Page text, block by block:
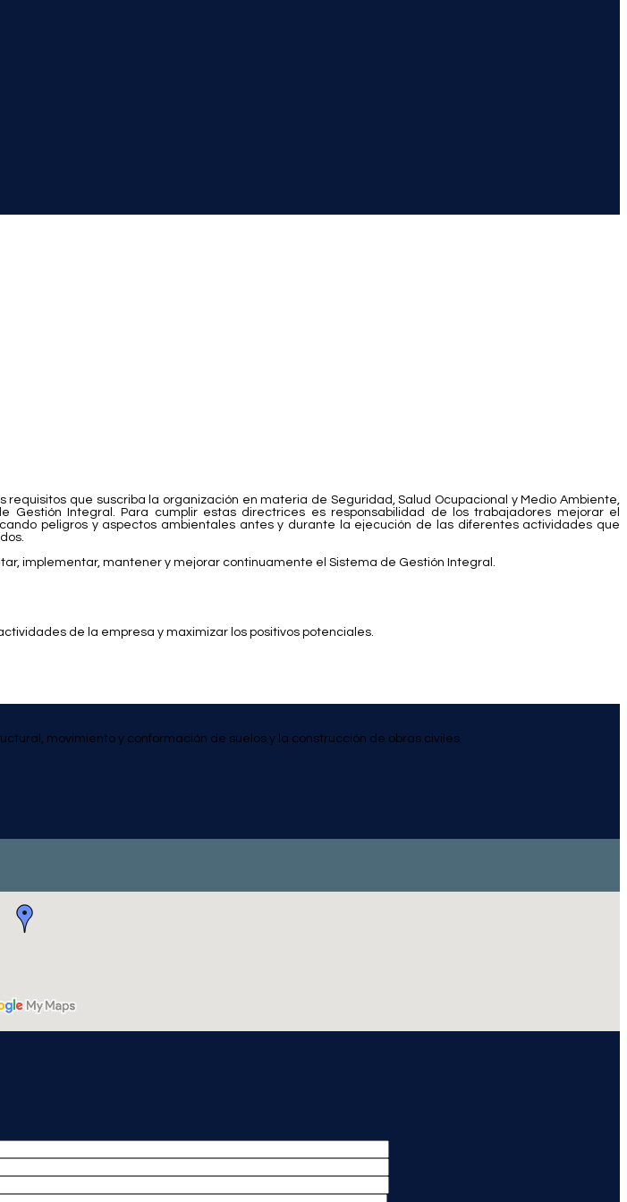
que suscriba la organización en materia de Seguridad, Salud Ocupacional y Medio Ambiente,
Integral. Para cumplir estas directrices es responsabilidad de los trabajadores mejorar el
peligros y aspectos ambientales antes y durante la ejecución de las diferentes actividades que
implementar, mantener y mejorar continuamente el Sistema de Gestión Integral.
de la empresa y maximizar los positivos potenciales.
movimiento y conformación de suelos y la construcción de obras civiles